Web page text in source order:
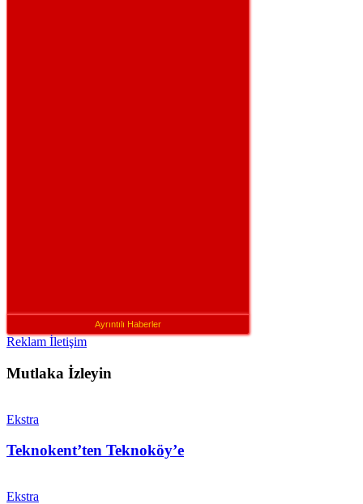
Ayrıntılı Haberler
Reklam İletişim
Mutlaka İzleyin
Ekstra
Teknokent’ten Teknoköy’e
Ekstra